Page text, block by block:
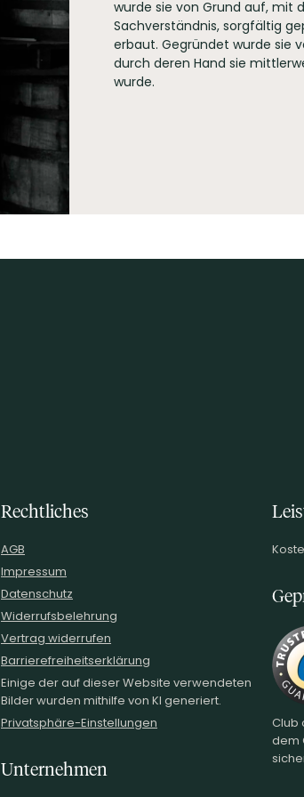
wurde sie von Grund auf, mit
Sachverständnis, sorgfältig
erbaut. Gegründet wurde sie
durch deren Hand sie
wurde.
Rechtliches
AGB
Impressum
Datenschutz
Widerrufsbelehrung
Vertrag widerrufen
Barrierefreiheitserklärung
Einige der auf dieser Website verwendeten
Bilder wurden mithilfe von KI generiert.
Privatsphäre-Einstellungen
Unternehmen
Club
dem